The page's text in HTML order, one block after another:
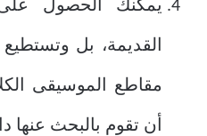
يمكنك الحصول على
القديمة، بل
مقاطع الموسيقى
أن تقوم بالبحث عنها